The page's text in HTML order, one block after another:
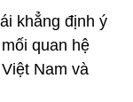
khẳng định ý
quan hệ
Nam và